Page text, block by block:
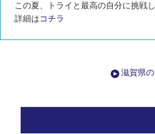
この夏、トライと最高の自分に挑戦
詳細はコチラ
滋賀県